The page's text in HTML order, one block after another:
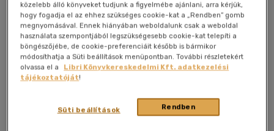
Beleolvasok Kívánságlistához adom Megosztom
Athenaeum Kiadó Kft.|2020 |magyar nyelvű|kartonált
közelebb álló könyveket tudjunk a figyelmébe ajánlani, arra kérjük,
hogy fogadja el az ehhez szükséges cookie-kat a „Rendben” gomb
megnyomásával. Ennek hiányában weboldalunk csak a weboldal
használata szempontjából legszükségesebb cookie-kat telepíti a
böngészőjébe, de cookie-preferenciáit később is bármikor
módosíthatja a Süti beállítások menüpontban. További részletekért
olvassa el a
Libri Könyvkereskedelmi Kft. adatkezelési
tájékoztatóját!
Rendben
Süti beállítások